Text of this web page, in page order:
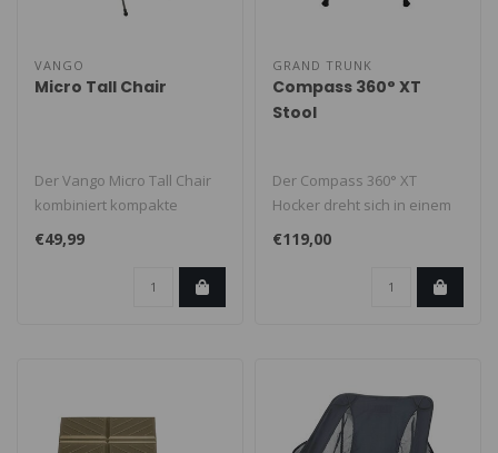
VANGO
Micro Tall Chair
Der Vango Micro Tall Chair
kombiniert kompakte
Packmaße mit
erstklassigem Sitzk..
€49,99
GRAND TRUNK
Compass 360° XT
Stool
Der Compass 360° XT
Hocker dreht sich in einem
vollen Kreis und gibt Ihnen
€119,00